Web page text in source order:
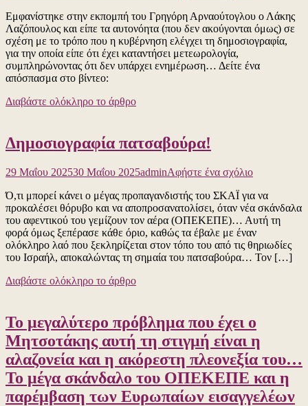
Αυτή
η
δεν
τελειώνει…
το
βίντεο
Εμφανίστηκε στην εκπομπή του Γρηγόρη Αρναούτογλου ο Λάκης
Λαζόπουλος και είπε τα αυτονόητα (που δεν ακούγονται όμως) σε
σχέση με το τρόπο που η κυβέρνηση ελέγχει τη δημοσιογραφία,
για την οποία είπε ότι έχει καταντήσει μετεωρολογία,
συμπληρώνοντας ότι δεν υπάρχει ενημέρωση… Δείτε ένα
απόσπασμα στο βίντεο:
Διαβάστε ολόκληρο το άρθρο
Δημοσιογραφία πατσαβούρα!
29 Μαΐου 202530 Μαΐου 2025adminΑφήστε ένα σχόλιογια
Ό,τι μπορεί κάνει ο μέγας προπαγανδιστής του ΣΚΑΪ για να
προκαλέσει θόρυβο και να αποπροσανατολίσει, όταν νέα σκάνδαλα
του αφεντικού του γεμίζουν τον αέρα (ΟΠΕΚΕΠΕ)… Αυτή τη
φορά όμως ξεπέρασε κάθε όριο, καθώς τα έβαλε με έναν
ολόκληρο λαό που ξεκληρίζεται στον τόπο του από τις θηριωδίες
του Ισραήλ, αποκαλώντας τη σημαία του πατσαβούρα… Τον […]
Διαβάστε ολόκληρο το άρθρο
Το μεγαλύτερο πρόβλημα που έχει ο
Μητσοτάκης αυτή τη στιγμή είναι η
αλαζονεία και η ακόρεστη πλεονεξία του…
Το μέγα σκάνδαλο του ΟΠΕΚΕΠΕ και η
παρέμβαση των Ευρωπαίων εισαγγελέων